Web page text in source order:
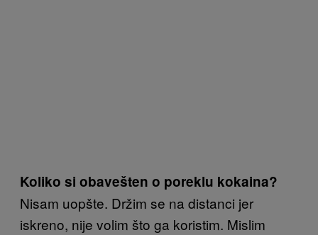
Koliko si obavešten o poreklu kokaina?
Nisam uopšte. Držim se na distanci jer
iskreno, nije volim što ga koristim. Mislim